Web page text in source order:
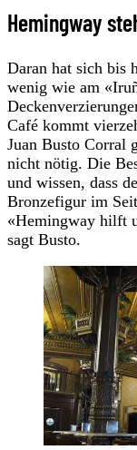
Hemingway
Daran hat sich bis
wenig wie am
Café kommt
Juan Busto Corral
nicht nötig. Die
und wissen, dass
Bronzefigur im
«Hemingway hilft
sagt Busto.